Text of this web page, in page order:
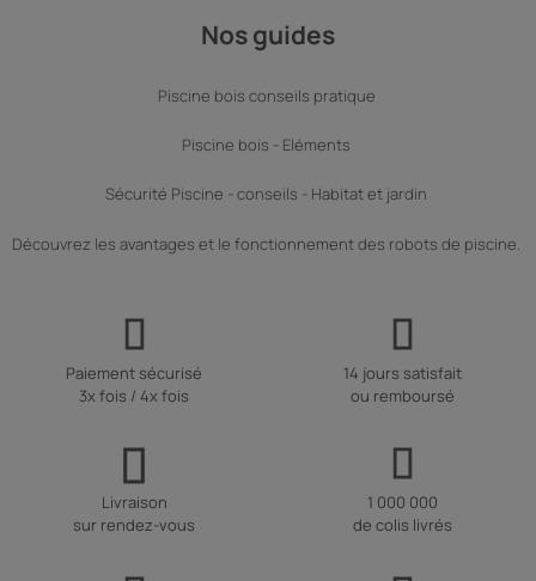
Piscine bois – Les différentes piscines bois
Les piscines bois hors sol sont moins chères que les piscines
tailles. L’installation de ces piscines bois est également plus
elles peuvent ne pas être soumises à un permis de
ne réalise pas le montage de celle-ci l’acheteur doit avoir un
Les piscines bois (semi-)enterrées sont moins faciles à monter
puisque le terrain doit être préparé avant de la monter. Il faut
s’assurer que le trou accueillant la piscine est assez grand. Des
professionnels interviennent généralement pour la pose de
d’habitation et à un impôt.
Piscine bois – Les catégories de bois
Nos guides
Piscine bois conseils pratique
Piscine bois - Eléments
Sécurité Piscine - conseils - Habitat et jardin
Découvrez les avantages et le fonctionnement des robots de piscine.
Paiement sécurisé
3x fois / 4x fois
14 jours satisfait
ou remboursé
Livraison
sur rendez-vous
1 000 000
de colis livrés